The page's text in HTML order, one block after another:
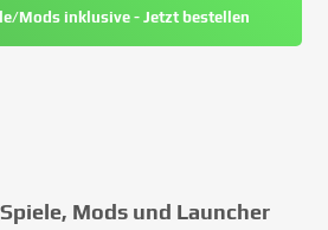
Mods inklusive - Jetzt bestellen
Mods und Launcher